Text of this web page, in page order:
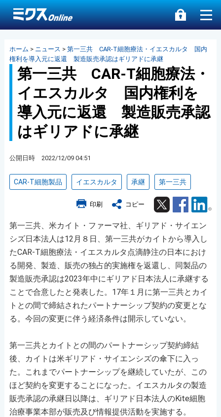
ホーム > ニュース > 第一三共 CAR-T細胞療法・イエスカルタ 国内
権利を導入元に返還 製造販売承認はギリアドに承継
第一三共 CAR-T細胞療法・
イエスカルタ 国内権利を
導入元に返還 製造販売承認
はギリアドに承継
公開日時 2022/12/09 04:51
CAR-T細胞製品 イエスカルタ 承継 第一三共
印刷 コピー Twitter Facebook
第一三共、米カイト・ファーマ社、ギリアド・サイエン
シズ日本法人は12月８日、第一三共がカイトから導入し
たCAR-T細胞療法・イエスカルタ点滴静注の日本におけ
る開発、製造、販売の独占的実施権を返還し、同製品の
製造販売承認は2023年中にギリアド日本法人に承継する
ことで合意したと発表した。17年１月に第一三共とカイ
トとの間で締結されたパートナーシップ契約の変更とな
る。今回の変更に伴う経済条件は開示していない。
第一三共とカイトとの間のパートナーシップ契約締結
後、カイトは米ギリアド・サイエンシズの傘下に入っ
た。これまでパートナーシップを継続していたが、この
ほど契約を変更することになった。イエスカルタの製造
販売承認の承継日以降は、ギリアド日本法人のKite細胞
治療事業本部が販売及び情報提供活動を実施する。